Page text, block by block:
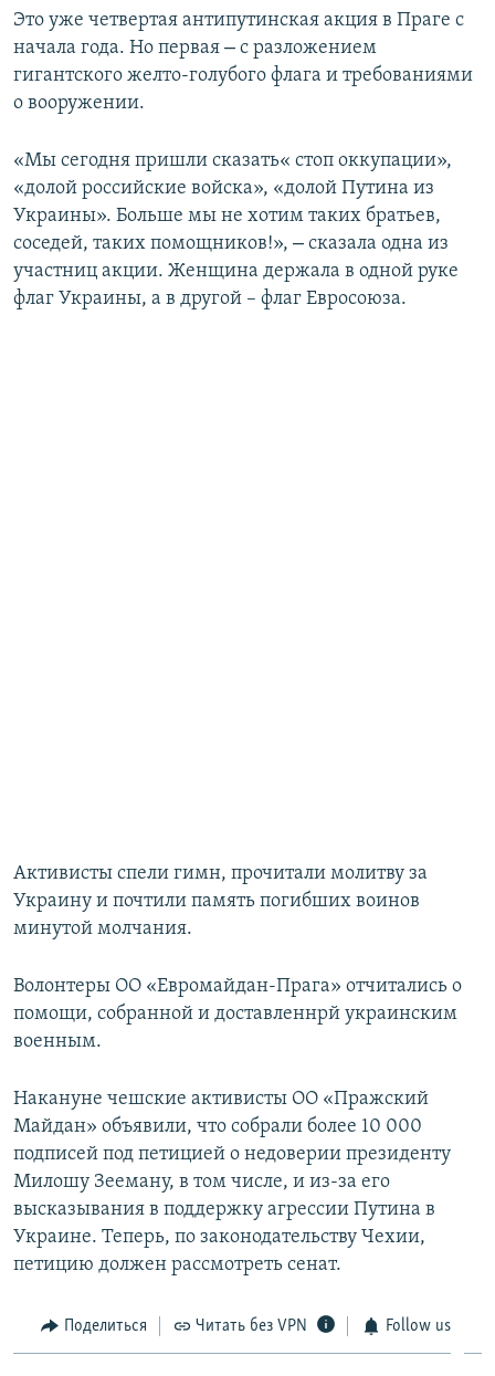
Это уже четвертая антипутинская акция в Праге с
начала года. Но первая – с разложением
гигантского желто-голубого флага и требованиями
о вооружении.
«Мы сегодня пришли сказать« стоп оккупации»,
«долой российские войска», «долой Путина из
Украины». Больше мы не хотим таких братьев,
соседей, таких помощников!», – сказала одна из
участниц акции. Женщина держала в одной руке
флаг Украины, а в другой – флаг Евросоюза.
Активисты спели гимн, прочитали молитву за
Украину и почтили память погибших воинов
минутой молчания.
Волонтеры ОО «Евромайдан-Прага» отчитались о
помощи, собранной и доставленнрй украинским
военным.
Накануне чешские активисты ОО «Пражский
Майдан» объявили, что собрали более 10 000
подписей под петицией о недоверии президенту
Милошу Зееману, в том числе, и из-за его
высказывания в поддержку агрессии Путина в
Украине. Теперь, по законодательству Чехии,
петицию должен рассмотреть сенат.
Поделиться Читать без VPN Follow us